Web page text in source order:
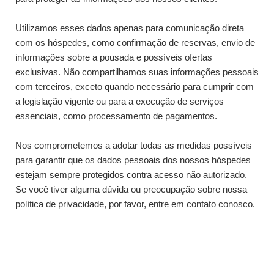
Utilizamos esses dados apenas para comunicação direta
com os hóspedes, como confirmação de reservas, envio de
informações sobre a pousada e possíveis ofertas
exclusivas. Não compartilhamos suas informações pessoais
com terceiros, exceto quando necessário para cumprir com
a legislação vigente ou para a execução de serviços
essenciais, como processamento de pagamentos.
Nos comprometemos a adotar todas as medidas possíveis
para garantir que os dados pessoais dos nossos hóspedes
estejam sempre protegidos contra acesso não autorizado.
Se você tiver alguma dúvida ou preocupação sobre nossa
política de privacidade, por favor, entre em contato conosco.